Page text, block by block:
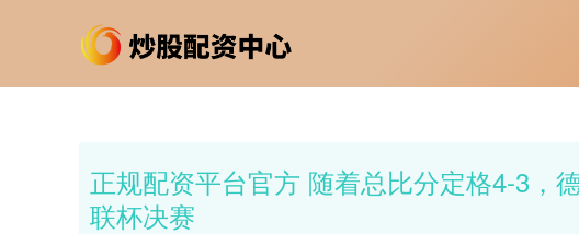
正规配资平台官方 随着总比分定格4-3，
联杯决赛